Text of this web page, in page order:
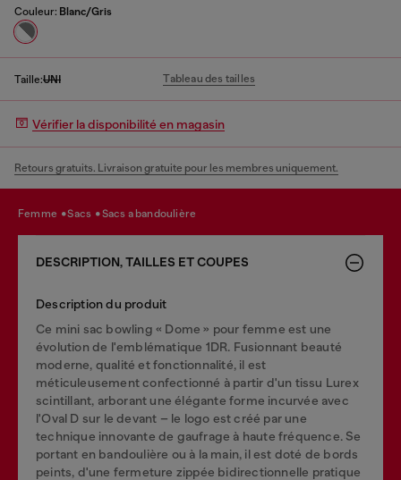
Couleur: Blanc/Gris
Taille:UNI Tableau des tailles
Vérifier la disponibilité en magasin
Retours gratuits. Livraison gratuite pour les membres uniquement.
femme sacs sacs a bandoulière
DESCRIPTION, TAILLES ET COUPES
Description du produit
Ce mini sac bowling « Dome » pour femme est une
évolution de l'emblématique 1DR. Fusionnant beauté
moderne, qualité et fonctionnalité, il est
méticuleusement confectionné à partir d'un tissu Lurex
scintillant, arborant une élégante forme incurvée avec
l'Oval D sur le devant – le logo est créé par une
technique innovante de gaufrage à haute fréquence. Se
portant en bandoulière ou à la main, il est doté de bords
peints, d'une fermeture zippée bidirectionnelle pratique